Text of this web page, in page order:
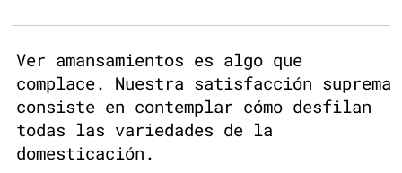
Ver amansamientos es algo que
complace. Nuestra satisfacción suprema
consiste en contemplar cómo desfilan
todas las variedades de la
domesticación.